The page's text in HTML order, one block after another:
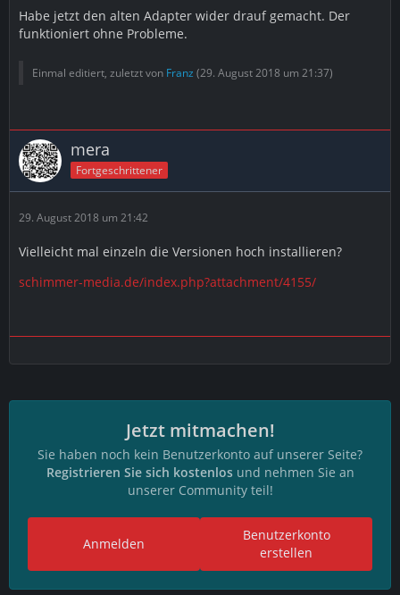
Habe jetzt den alten Adapter wider drauf gemacht. Der
funktioniert ohne Probleme.
Einmal editiert, zuletzt von Franz (29. August 2018 um 21:37)
mera
Fortgeschrittener
29. August 2018 um 21:42
Vielleicht mal einzeln die Versionen hoch installieren?
schimmer-media.de/index.php?attachment/4155/
Jetzt mitmachen!
Sie haben noch kein Benutzerkonto auf unserer Seite?
Registrieren Sie sich kostenlosund nehmen Sie an
unserer Community teil!
Benutzerkonto
erstellen
Anmelden